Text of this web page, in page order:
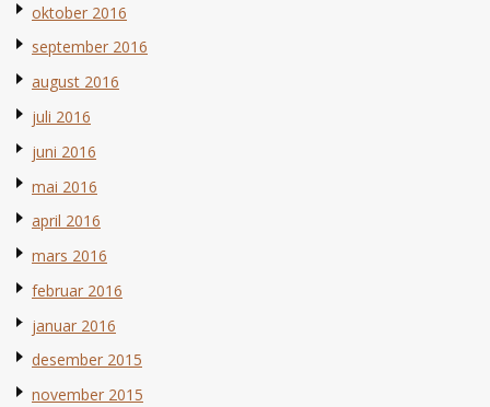
oktober 2016
september 2016
august 2016
juli 2016
juni 2016
mai 2016
april 2016
mars 2016
februar 2016
januar 2016
desember 2015
november 2015